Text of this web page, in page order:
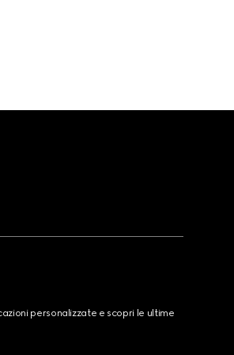
personalizzate e scopri le ultime